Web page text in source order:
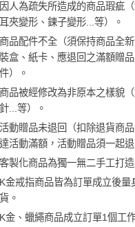
因人為疏失所造成的商品瑕疵
耳夾變形、鍊子變形...等）。
商品配件不全（須保持商品全
裝盒、紙卡、應退回之滿額贈
件）。
商品被經修改為非原本之樣貌
針...等）。
活動贈品未退回（扣除退貨商
達活動滿額，活動贈品須一起退
客製化商品為獨一無二手工打
K金戒指商品皆為訂單成立後量
貨。
K金、蠟繩商品成立訂單1個工